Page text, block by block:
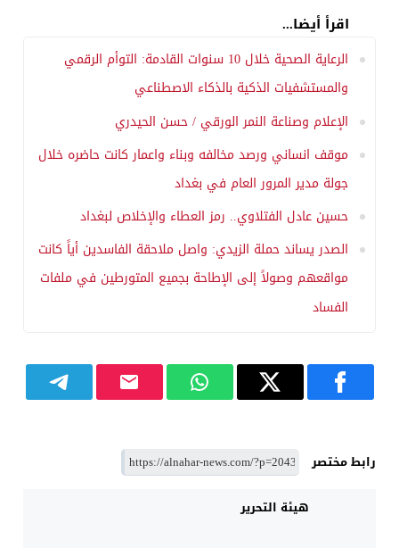
اقرأ أيضا...
الرعاية الصحية خلال 10 سنوات القادمة: التوأم الرقمي
والمستشفيات الذكية بالذكاء الاصطناعي
الإعلام وصناعة النمر الورقي / حسن الحيدري
موقف انساني ورصد مخالفه وبناء واعمار كانت حاضره خلال
جولة مدير المرور العام في بغداد
حسين عادل الفتلاوي.. رمز العطاء والإخلاص لبغداد
الصدر يساند حملة الزيدي: واصل ملاحقة الفاسدين أياً كانت
مواقعهم وصولاً إلى الإطاحة بجميع المتورطين في ملفات
الفساد
رابط مختصر
هيئة التحرير